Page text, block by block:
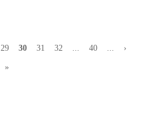
29 30 31 32 ... 40 ... ›
»